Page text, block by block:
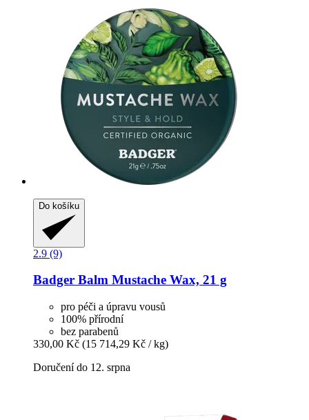
Do košíku
2.9 (9)
Badger Balm Mustache Wax, 21 g
pro péči a úpravu vousů
100% přírodní
bez parabenů
330,00 Kč (15 714,29 Kč / kg)
Doručení do 12. srpna